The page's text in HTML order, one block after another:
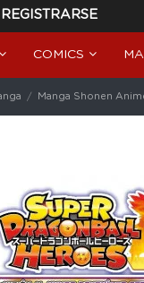
REGISTRARSE
COMICS
Manga Shonen